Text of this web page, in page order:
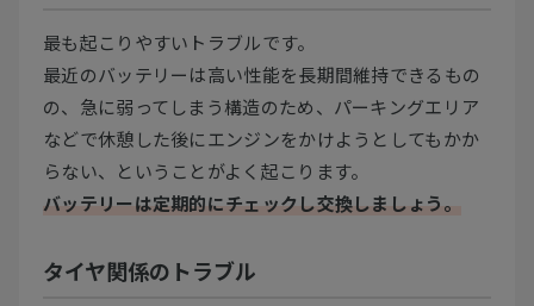
最も起こりやすいトラブルです。
最近のバッテリーは高い性能を長期間維持できるもの
の、急に弱ってしまう構造のため、パーキングエリア
などで休憩した後にエンジンをかけようとしてもかか
らない、ということがよく起こります。
バッテリーは定期的にチェックし交換しましょう。
タイヤ関係のトラブル